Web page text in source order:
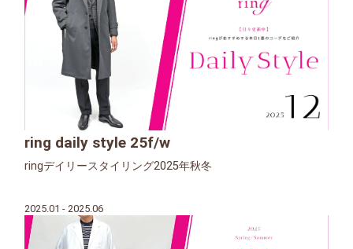
ring daily style 25f/w
ringデイリースタイリング2025年秋冬
2025.01 - 2025.06